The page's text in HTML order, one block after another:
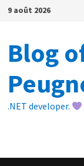
Passer
9 août 2026
Blog
.NET developer.